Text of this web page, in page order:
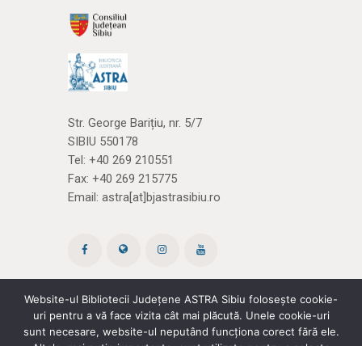
Str. George Barițiu, nr. 5/7
SIBIU 550178
Tel: +40 269 210551
Fax: +40 269 215775
Email: astra[at]bjastrasibiu.ro
Site creat de ROPARDO(și noi cărțile)
Website-ul Bibliotecii Județene ASTRA Sibiu folosește cookie-
uri pentru a vă face vizita cât mai plăcută. Unele cookie-uri
sunt necesare, website-ul neputând funcționa corect fără ele.